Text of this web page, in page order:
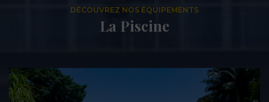
DÉCOUVREZ NOS ÉQUIPEMENTS
La Piscine